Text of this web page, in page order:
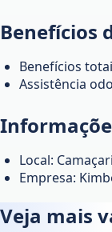
Benefícios
Benefícios
Assistência
Local:
Empresa:
Veja mais